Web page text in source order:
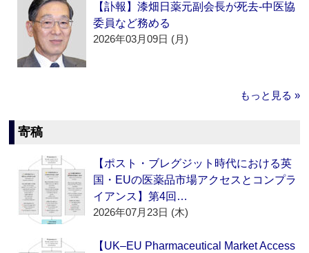
【訃報】漆畑日薬元副会長が死去‐中医協
委員など務める
2026年03月09日 (月)
もっと見る »
寄稿
【ポスト・ブレグジット時代における英
国・EUの医薬品市場アクセスとコンプラ
イアンス】第4回…
2026年07月23日 (木)
【UK–EU Pharmaceutical Market Access